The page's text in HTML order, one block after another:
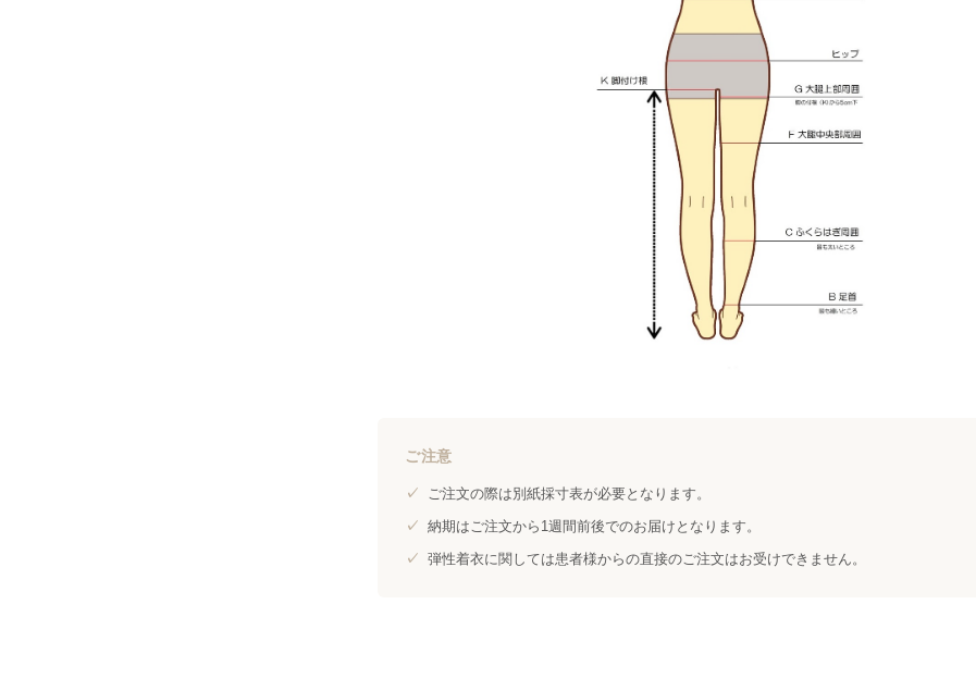
ご注意
✓
ご注文の際は別紙採寸表が必要となります。
✓ 納期はご注文から1週間前後でのお届けとなります。
✓ 弾性着衣に関しては患者様からの直接のご注文はお受けできません。